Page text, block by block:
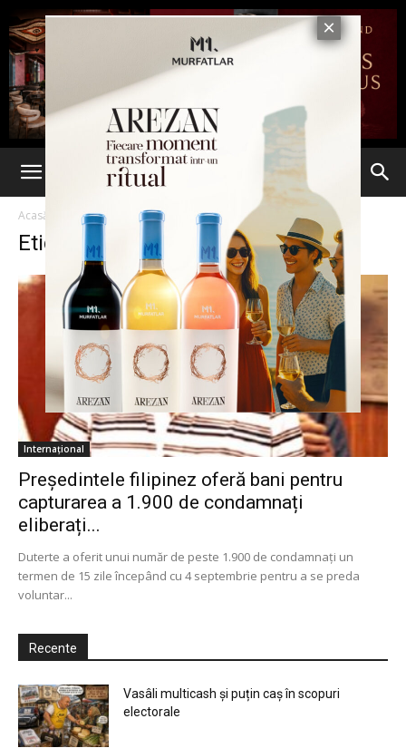
Acasă Etichete Presedinte curajos
Etichetă: presedinte curajos
Internațional
Președintele filipinez oferă bani pentru
capturarea a 1.900 de condamnați
eliberați...
Duterte a oferit unui număr de peste 1.900 de condamnaţi un
termen de 15 zile începând cu 4 septembrie pentru a se preda
voluntar...
Recente
Vasâli multicash și puțin caș în scopuri
electorale